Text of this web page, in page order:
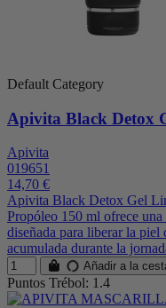
Default Category
Apivita Black Detox
Apivita
019651
14,70 €
Apivita Black Detox Gel
Propóleo 150 ml ofrece
diseñada para liberar la piel
acumulada durante la
Añadir a la
Puntos Trébol: 1.4